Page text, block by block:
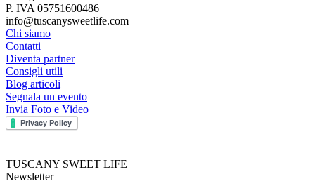
P. IVA 05751600486
info@tuscanysweetlife.com
Chi siamo
Contatti
Diventa partner
Consigli utili
Blog articoli
Segnala un evento
Invia Foto e Video
TUSCANY SWEET LIFE
Newsletter